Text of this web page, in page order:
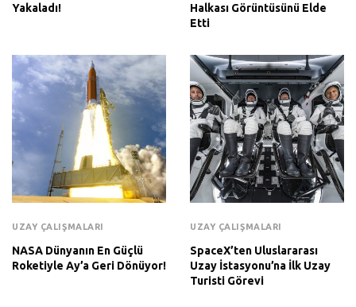
Yakaladı!
Halkası Görüntüsünü Elde
Etti
UZAY ÇALIŞMALARI
NASA Dünyanın En Güçlü
Roketiyle Ay’a Geri Dönüyor!
UZAY ÇALIŞMALARI
SpaceX’ten Uluslararası
Uzay İstasyonu’na İlk Uzay
Turisti Görevi